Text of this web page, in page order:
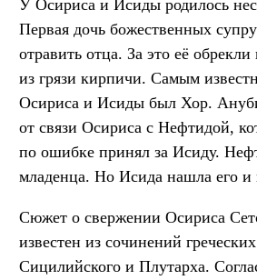
У Осириса и Исиды родилось
Первая дочь божественных
отравить отца. За это её обрекли
из грязи кирпичи. Самым
Осириса и Исиды был Хор.
от связи Осириса с Нефтидой,
по ошибке принял за Исиду.
младенца. Но Исида нашла его и
Сюжет о свержении Осириса
известен из сочинений
Сицилийского и Плутарха.